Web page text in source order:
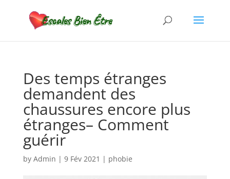
Des temps étranges
demandent des
chaussures encore plus
étranges– Comment
guérir
by Admin | 9 Fév 2021 | phobie